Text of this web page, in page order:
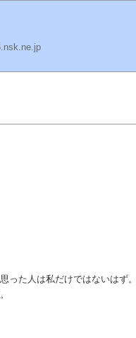
った人は私だけではないはず